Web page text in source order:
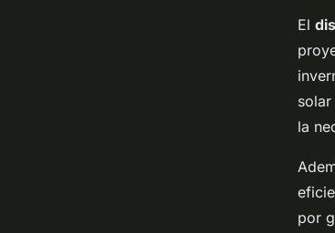
El
la
por